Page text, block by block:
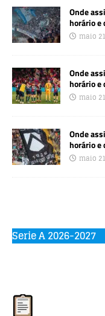
Onde
horário e
maio
Onde
horário e
maio
Onde
horário e
maio
Serie A 2026-2027